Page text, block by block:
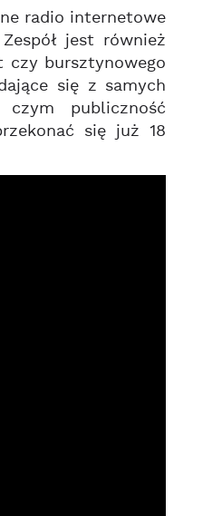
radio internetowe
jest również
bursztynowego
się z samych
publiczność
się już 18